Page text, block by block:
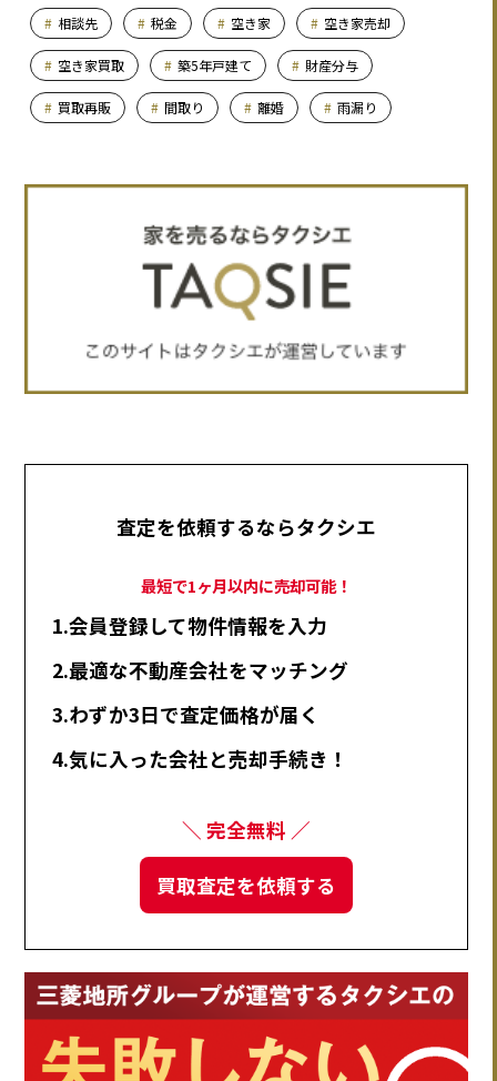
相談先 税金 空き家 空き家売却
空き家買取 築5年戸建て 財産分与
買取再販 間取り 離婚 雨漏り
査定を依頼するならタクシエ
最短で1ヶ月以内に売却可能！
1.会員登録して物件情報を入力
2.最適な不動産会社をマッチング
3.わずか3日で査定価格が届く
4.気に入った会社と売却手続き！
＼ 完全無料 ／
買取査定を依頼する